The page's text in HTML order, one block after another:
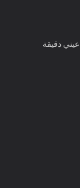
دقيقة